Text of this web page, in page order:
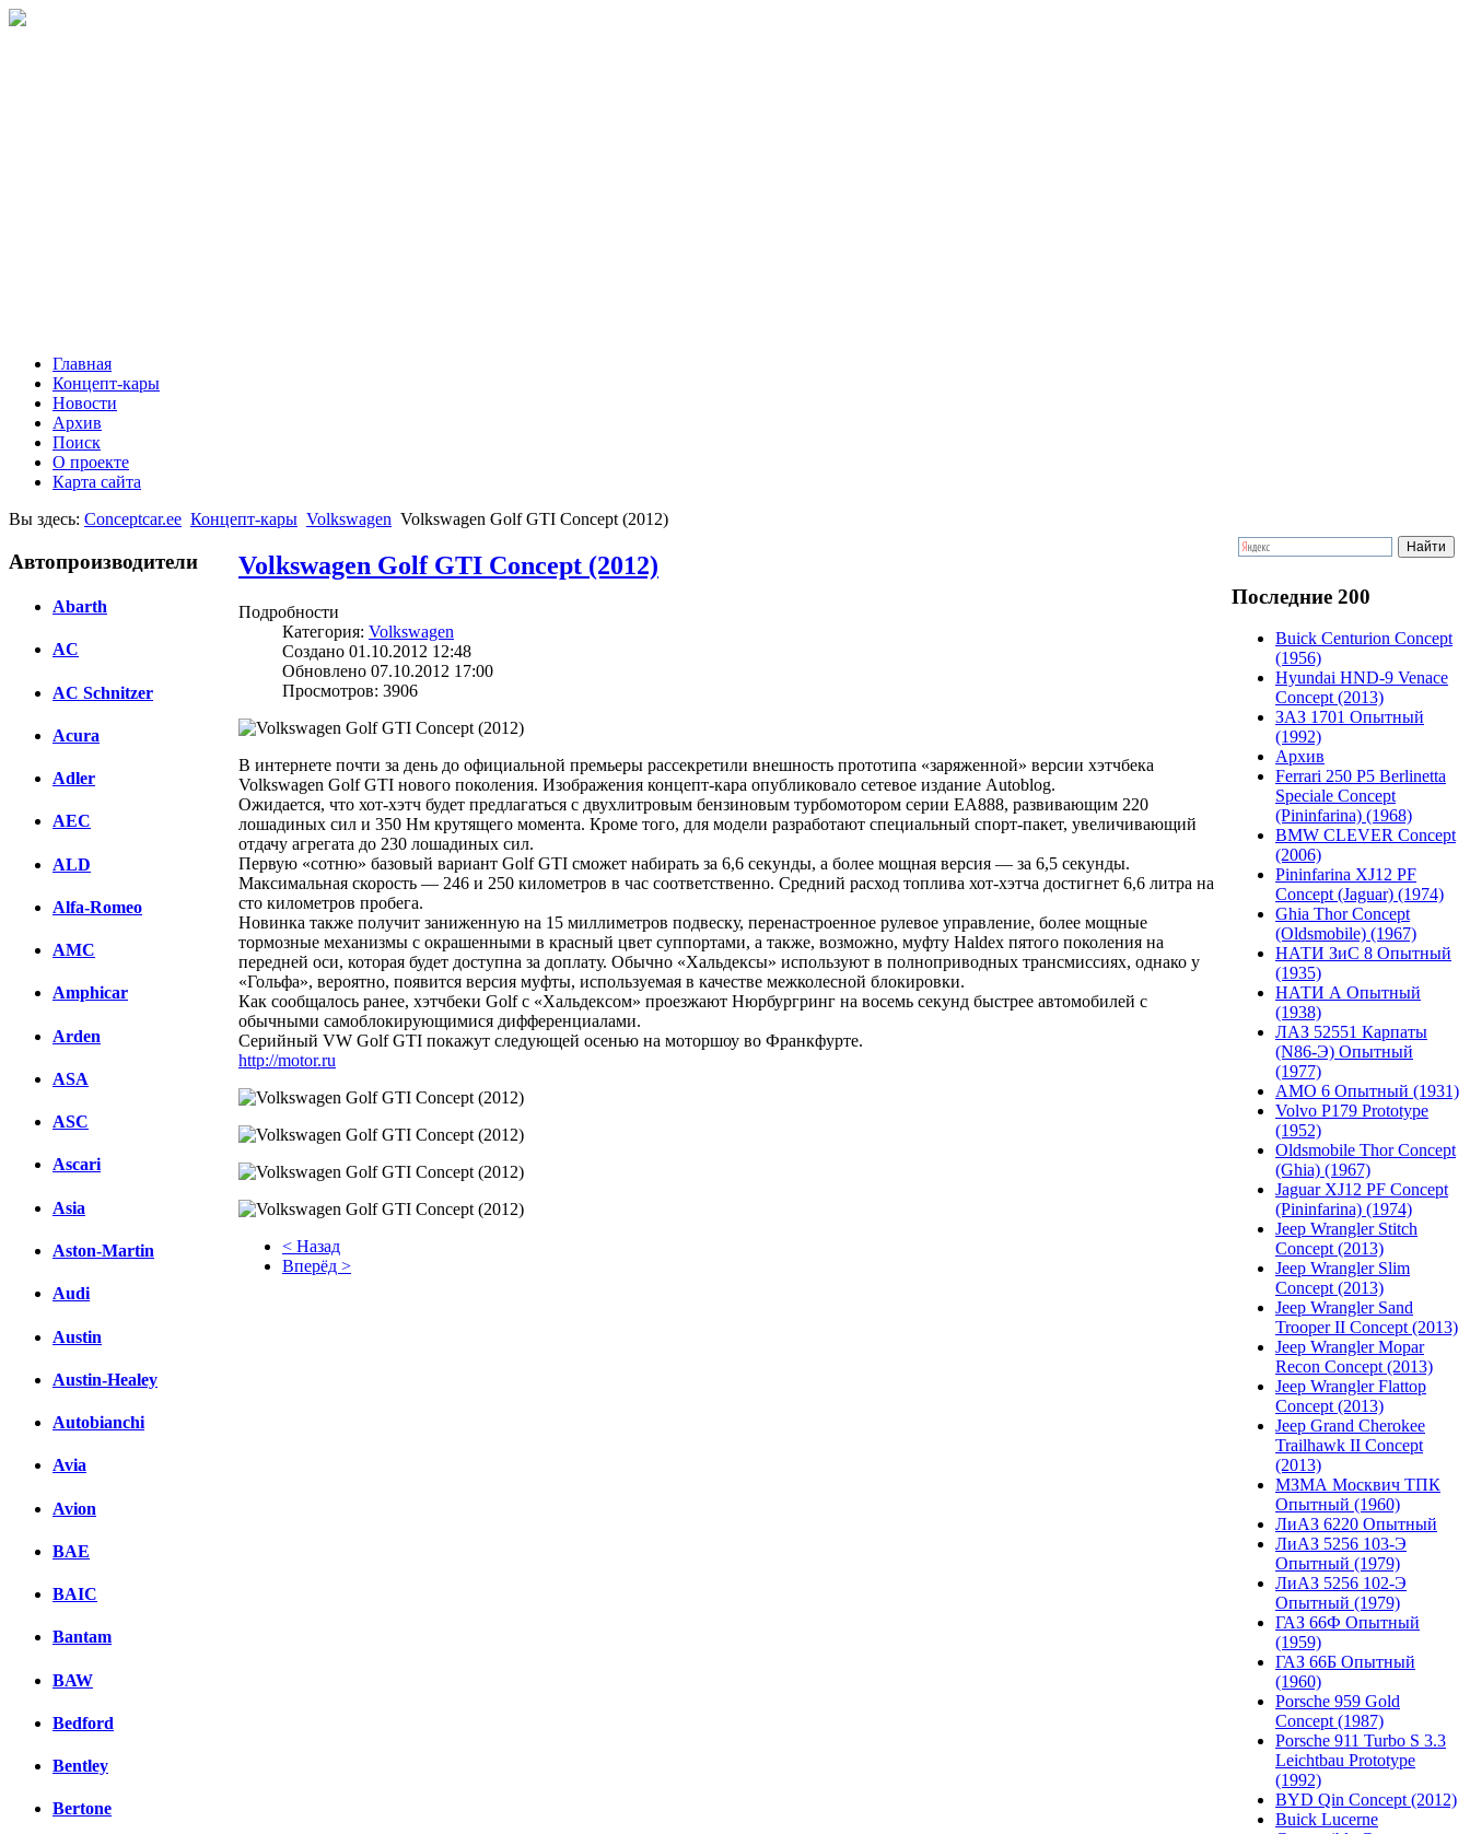
Главная
Концепт-кары
Новости
Архив
Поиск
О проекте
Карта сайта
Вы здесь: Conceptcar.ee Концепт-кары Volkswagen Volkswagen Golf GTI Concept (2012)
Автопроизводители
Abarth
AC
AC Schnitzer
Acura
Adler
AEC
ALD
Alfa-Romeo
AMC
Amphicar
Arden
ASA
ASC
Ascari
Asia
Aston-Martin
Audi
Austin
Austin-Healey
Autobianchi
Avia
Avion
BAE
BAIC
Bantam
BAW
Bedford
Bentley
Bertone
Volkswagen Golf GTI Concept (2012)
Подробности
Категория: Volkswagen
Создано 01.10.2012 12:48
Обновлено 07.10.2012 17:00
Просмотров: 3906
В интернете почти за день до официальной премьеры рассекретили внешность прототипа «заряженной» версии хэтчбека
Volkswagen Golf GTI нового поколения. Изображения концепт-кара опубликовало сетевое издание Autoblog.
Ожидается, что хот-хэтч будет предлагаться с двухлитровым бензиновым турбомотором серии EA888, развивающим 220
лошадиных сил и 350 Нм крутящего момента. Кроме того, для модели разработают специальный спорт-пакет, увеличивающий
отдачу агрегата до 230 лошадиных сил.
Первую «сотню» базовый вариант Golf GTI сможет набирать за 6,6 секунды, а более мощная версия — за 6,5 секунды.
Максимальная скорость — 246 и 250 километров в час соответственно. Средний расход топлива хот-хэтча достигнет 6,6 литра на
сто километров пробега.
Новинка также получит заниженную на 15 миллиметров подвеску, перенастроенное рулевое управление, более мощные
тормозные механизмы с окрашенными в красный цвет суппортами, а также, возможно, муфту Haldex пятого поколения на
передней оси, которая будет доступна за доплату. Обычно «Хальдексы» используют в полноприводных трансмиссиях, однако у
«Гольфа», вероятно, появится версия муфты, используемая в качестве межколесной блокировки.
Как сообщалось ранее, хэтчбеки Golf с «Хальдексом» проезжают Нюрбургринг на восемь секунд быстрее автомобилей с
обычными самоблокирующимися дифференциалами.
Серийный VW Golf GTI покажут следующей осенью на моторшоу во Франкфурте.
http://motor.ru
< Назад
Вперёд >
Последние 200
Buick Centurion Concept
(1956)
Hyundai HND-9 Venace
Concept (2013)
ЗАЗ 1701 Опытный
(1992)
Архив
Ferrari 250 P5 Berlinetta
Speciale Concept
(Pininfarina) (1968)
BMW CLEVER Concept
(2006)
Pininfarina XJ12 PF
Concept (Jaguar) (1974)
Ghia Thor Concept
(Oldsmobile) (1967)
НАТИ ЗиС 8 Опытный
(1935)
НАТИ А Опытный
(1938)
ЛАЗ 52551 Карпаты
(N86-Э) Опытный
(1977)
АМО 6 Опытный (1931)
Volvo P179 Prototype
(1952)
Oldsmobile Thor Concept
(Ghia) (1967)
Jaguar XJ12 PF Concept
(Pininfarina) (1974)
Jeep Wrangler Stitch
Concept (2013)
Jeep Wrangler Slim
Concept (2013)
Jeep Wrangler Sand
Trooper II Concept (2013)
Jeep Wrangler Mopar
Recon Concept (2013)
Jeep Wrangler Flattop
Concept (2013)
Jeep Grand Cherokee
Trailhawk II Concept
(2013)
МЗМА Москвич ТПК
Опытный (1960)
ЛиАЗ 6220 Опытный
ЛиАЗ 5256 103-Э
Опытный (1979)
ЛиАЗ 5256 102-Э
Опытный (1979)
ГАЗ 66Ф Опытный
(1959)
ГАЗ 66Б Опытный
(1960)
Porsche 959 Gold
Concept (1987)
Porsche 911 Turbo S 3.3
Leichtbau Prototype
(1992)
BYD Qin Concept (2012)
Buick Lucerne